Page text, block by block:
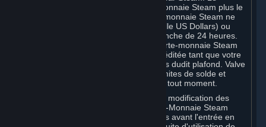
montant total stocké sur votre Porte-monnaie Steam plus le
montant total dépensé via votre Porte-monnaie Steam ne
doit pas dépasser 2 000 USD (deux mille US Dollars) ou
son équivalent en devise locale par tranche de 24 heures.
Toute tentative de dépôt dans votre Porte-monnaie Steam
qui dépasse ce plafond ne sera pas créditée tant que votre
activité ne redescendra pas en dessous dudit plafond. Valve
peut modifier ou imposer différentes limites de solde et
d'utilisation du Porte-monnaie Steam à tout moment.
Vous serez informé par e-mail de toute modification des
limites de solde et d'utilisation du Porte-Monnaie Steam
dans les 60 (soixante) jours calendaires avant l'entrée en